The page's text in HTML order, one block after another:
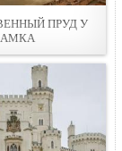
ПРУД У